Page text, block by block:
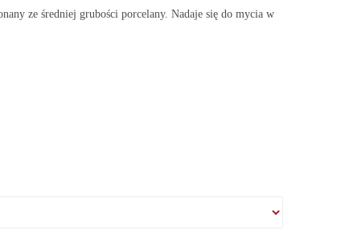
ze średniej grubości porcelany. Nadaje się do mycia w